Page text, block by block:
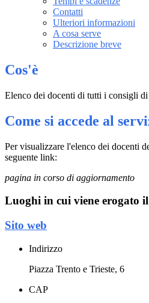
Contatti
Ulteriori informazioni
A cosa serve
Descrizione breve
Cos'è
Elenco dei docenti di tutti i consigli di
Come si accede al
Per visualizzare l'elenco dei docenti
seguente link:
pagina in corso di aggiornamento
Luoghi in cui viene erogato
Sito web
Indirizzo
Piazza Trento e Trieste, 6
CAP